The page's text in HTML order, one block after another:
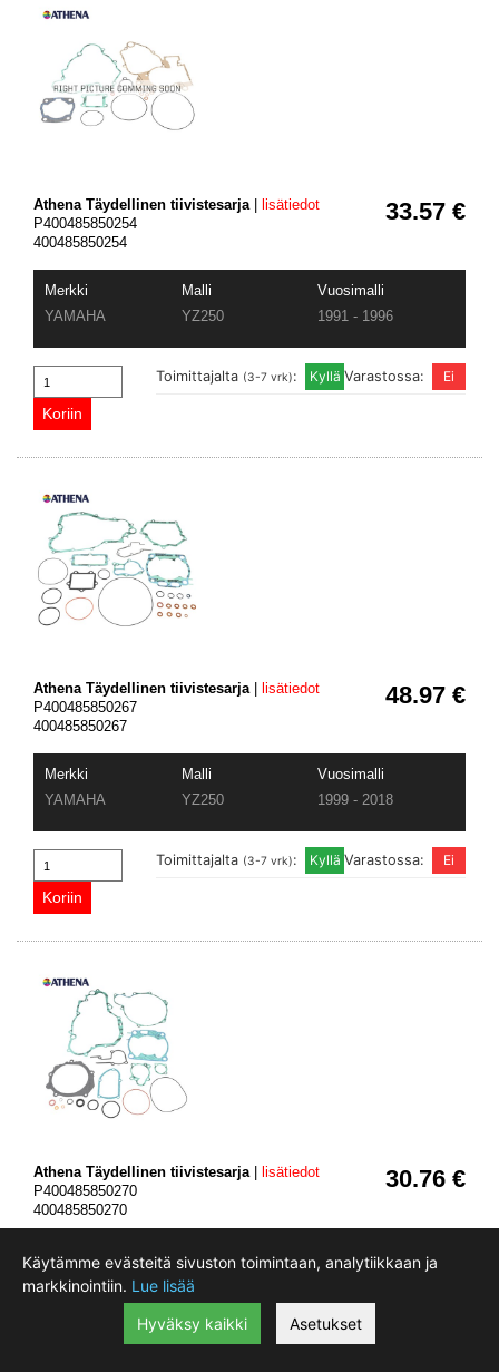
Käytämme evästeitä sivuston toimintaan, analytiikkaan ja
markkinointiin. Lue lisää
Hyväksy kaikki
Asetukset
33.57 €
Athena Täydellinen tiivistesarja|
lisätiedot
P400485850254
400485850254
Merkki Malli
Vuosimalli
YAMAHA
YZ250 1991 - 1996
Varastossa:
Toimittajalta (3-7 vrk):
48.97 €
Athena Täydellinen tiivistesarja|
lisätiedot
P400485850267
400485850267
Merkki Malli
Vuosimalli
YAMAHA
YZ250 1999 - 2018
Varastossa:
Toimittajalta (3-7 vrk):
30.76 €
Athena Täydellinen tiivistesarja|
lisätiedot
P400485850270
400485850270
Merkki Malli
Vuosimalli
YAMAHA
YZ250
Varastossa:
Toimittajalta(3-7 vrk):